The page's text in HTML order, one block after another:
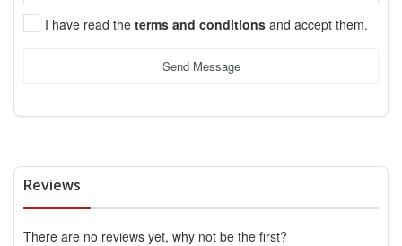
I have read the terms and conditions and accept them.
Send Message
Reviews
There are no reviews yet, why not be the first?